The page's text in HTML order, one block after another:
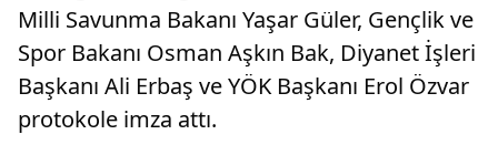
Milli Savunma Bakanı Yaşar Güler, Gençlik ve
Spor Bakanı Osman Aşkın Bak, Diyanet İşleri
Başkanı Ali Erbaş ve YÖK Başkanı Erol Özvar
protokole imza attı.